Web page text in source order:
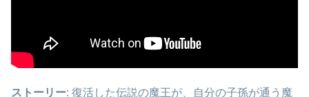
ストーリー: 復活した伝説の魔王が、自分の子孫が通う魔